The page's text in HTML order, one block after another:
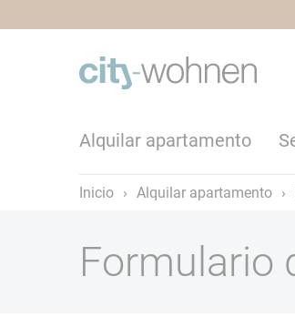
Alquilar apartamento
Inicio › Alquilar apartamento ›
Formulario